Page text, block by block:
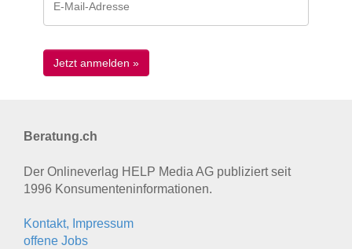
Beratung.ch
Der Onlineverlag HELP Media AG publiziert seit
1996 Konsumenten­informationen.
Kontakt, Impressum
offene Jobs